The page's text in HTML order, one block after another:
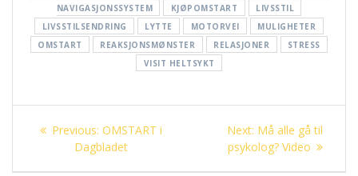
NAVIGASJONSSYSTEM
KJØPOMSTART
LIVSSTIL
LIVSSTILSENDRING
LYTTE MOTORVEI
MULIGHETER
OMSTART
REAKSJONSMØNSTER RELASJONER
STRESS
VISIT HELTSYKT
Innleggsnavigasjon
Previous: Previous
post:
OMSTART i
Dagbladet
Next: Next
post:
Må alle gå til
psykolog? Video